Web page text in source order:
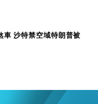
車 沙特禁空域特朗普被